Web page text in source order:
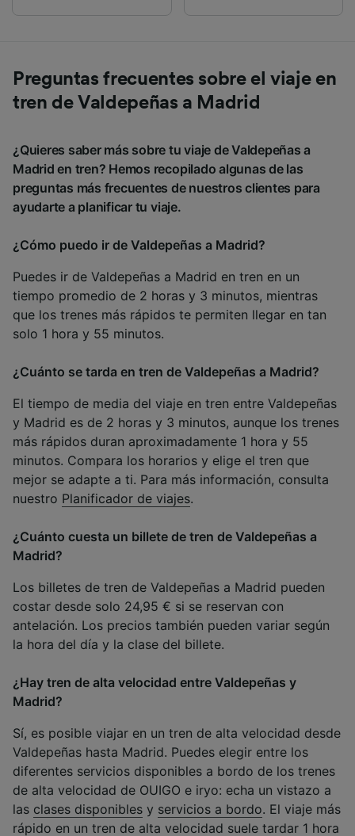
Preguntas frecuentes sobre el viaje en
tren de Valdepeñas a Madrid
¿Quieres saber más sobre tu viaje de Valdepeñas a
Madrid en tren? Hemos recopilado algunas de las
preguntas más frecuentes de nuestros clientes para
ayudarte a planificar tu viaje.
¿Cómo puedo ir de Valdepeñas a Madrid?
Puedes ir de Valdepeñas a Madrid en tren en un
tiempo promedio de 2 horas y 3 minutos, mientras
que los trenes más rápidos te permiten llegar en tan
solo 1 hora y 55 minutos.
¿Cuánto se tarda en tren de Valdepeñas a Madrid?
El tiempo de media del viaje en tren entre Valdepeñas
y Madrid es de 2 horas y 3 minutos, aunque los trenes
más rápidos duran aproximadamente 1 hora y 55
minutos. Compara los horarios y elige el tren que
mejor se adapte a ti. Para más información, consulta
nuestro Planificador de viajes.
¿Cuánto cuesta un billete de tren de Valdepeñas a
Madrid?
Los billetes de tren de Valdepeñas a Madrid pueden
costar desde solo 24,95 € si se reservan con
antelación. Los precios también pueden variar según
la hora del día y la clase del billete.
¿Hay tren de alta velocidad entre Valdepeñas y
Madrid?
Sí, es posible viajar en un tren de alta velocidad desde
Valdepeñas hasta Madrid. Puedes elegir entre los
diferentes servicios disponibles a bordo de los trenes
de alta velocidad de OUIGO e iryo: echa un vistazo a
las clases disponibles y servicios a bordo. El viaje más
rápido en un tren de alta velocidad suele tardar 1 hora